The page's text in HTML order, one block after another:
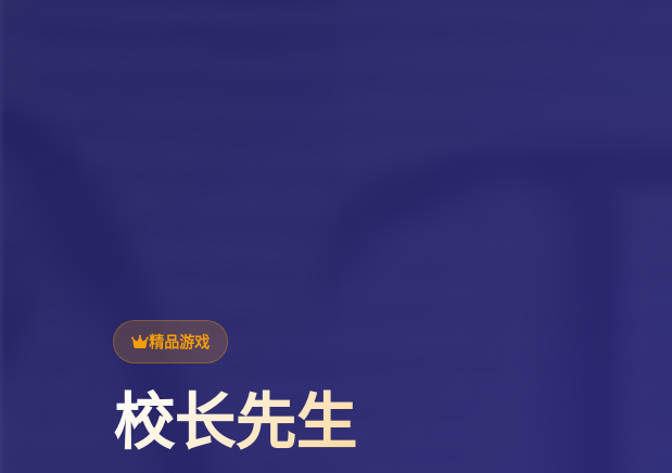
精品游戏
校长先生